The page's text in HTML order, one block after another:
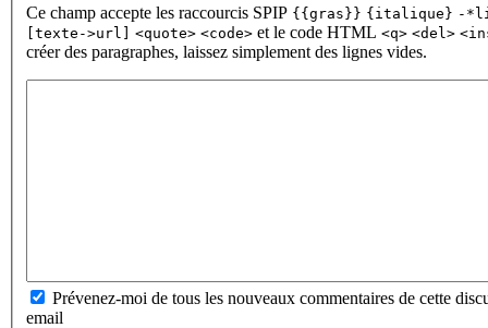
Ce champ accepte les raccourcis SPIP {{gras}} {italique} -
[texte->url] <quote> <code> et le code HTML <q> <del>
créer des paragraphes, laissez simplement des lignes vides.
Prévenez-moi de tous les nouveaux commentaires de cette
email